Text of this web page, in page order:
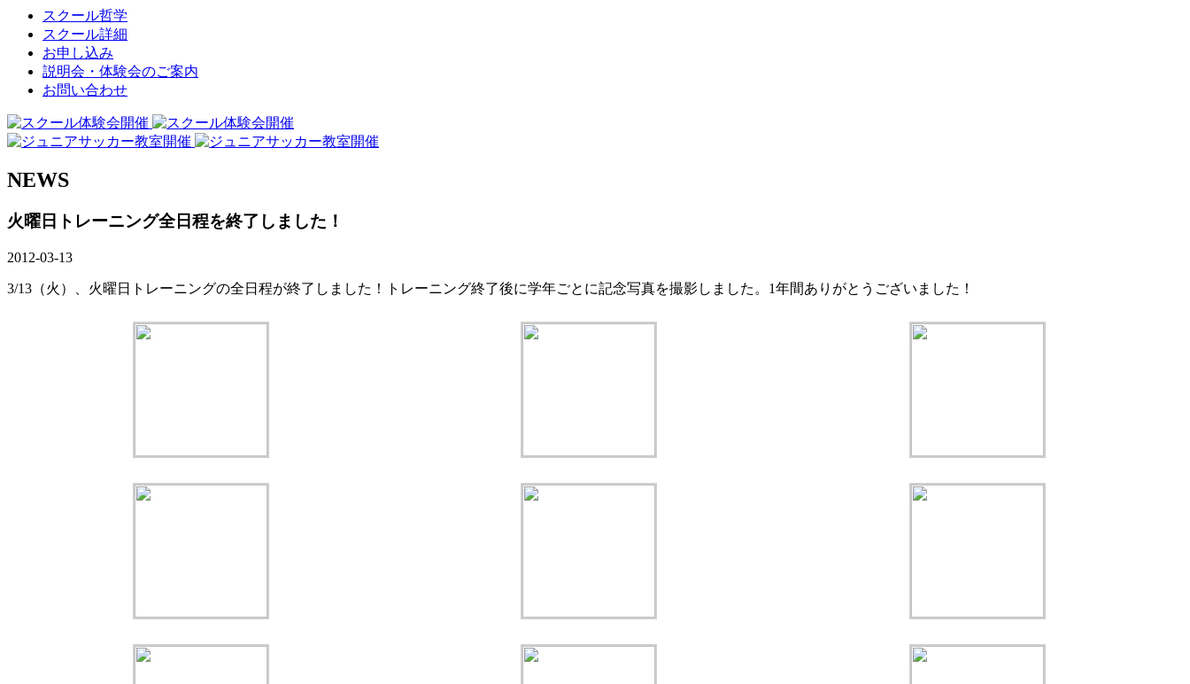
スクール哲学
スクール詳細
お申し込み
説明会・体験会のご案内
お問い合わせ
NEWS
火曜日トレーニング全日程を終了しました！
2012-03-13
3/13（火）、火曜日トレーニングの全日程が終了しました！トレーニング終了後に学年ごとに記念写真を撮影しました。1年間ありがとうございました！